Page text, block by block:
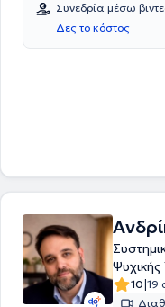
Συνεδρία μέσω
Δες το κόστος
Ψυχικής
10|19